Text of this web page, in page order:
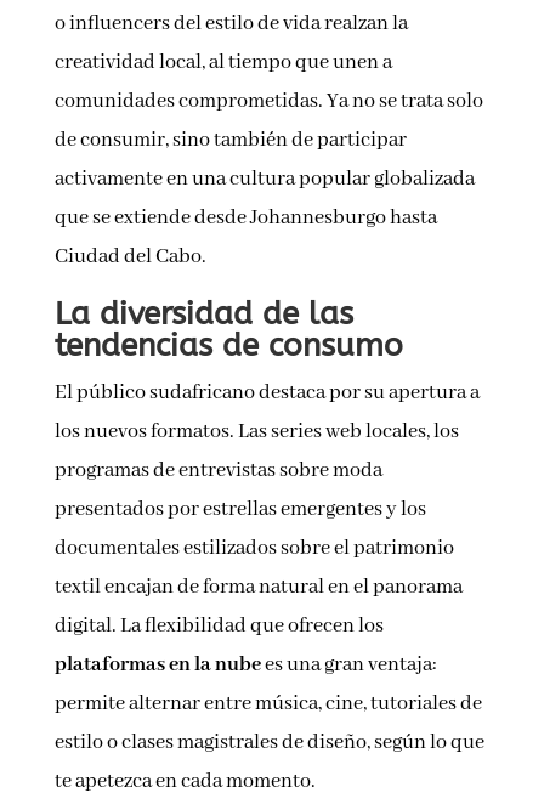
o influencers del estilo de vida realzan la
creatividad local, al tiempo que unen a
comunidades comprometidas. Ya no se trata solo
de consumir, sino también de participar
activamente en una cultura popular globalizada
que se extiende desde Johannesburgo hasta
Ciudad del Cabo.
La diversidad de las
tendencias de consumo
El público sudafricano destaca por su apertura a
los nuevos formatos. Las series web locales, los
programas de entrevistas sobre moda
presentados por estrellas emergentes y los
documentales estilizados sobre el patrimonio
textil encajan de forma natural en el panorama
digital. La flexibilidad que ofrecen los
plataformas en la nubees una gran ventaja:
permite alternar entre música, cine, tutoriales de
estilo o clases magistrales de diseño, según lo que
te apetezca en cada momento.